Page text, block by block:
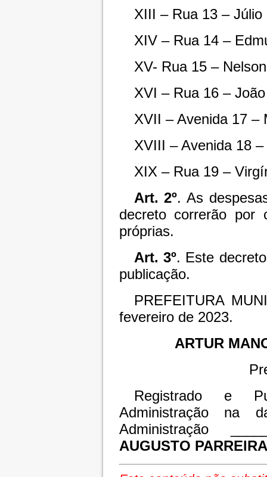
XIII – Rua 13 – Júlio
XIV – Rua 14 –
XV- Rua 15 –
XVI – Rua 16 –
XVII – Avenida 17 –
XVIII – Avenida 18
XIX – Rua 19 –
Art. 2º. As
decreto correrão por
próprias.
Art. 3º. Este
publicação.
PREFEITURA
fevereiro de 2023.
ARTUR
Registrado e
Administração na
Administração
AUGUSTO